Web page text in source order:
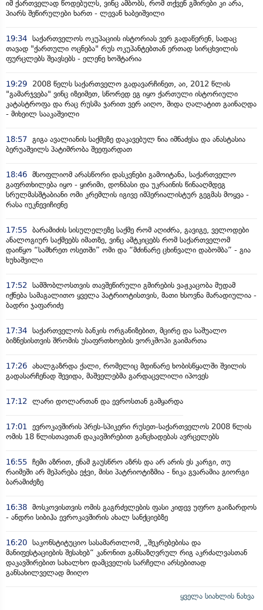
იმ ქართველად წოდებულს, ვინც ამბობს, რომ თქვენ გმირები კი არა,
პიარს შეწირულები ხართ - ლევან ხაბეიშვილი
19:34 საქართველოს ოკუპაციის ისტორიას ვერ გადაწერენ, სადაც
თავად "ქართული ოცნება" რუს ოკუპანტებთან ერთად სირცხვილის
ფურცლებს შეავსებს - ელენე ხოშტარია
19:29
2008 წელს საქართველო გადავარჩინეთ, აი, 2012 წლის
"გამარჯვება" ვინც იზეიმეთ, სწორედ ეგ იყო ქართული ისტორიული
კატასტროფა და რაც რუსმა ჯარით ვერ აიღო, შიდა ღალატით გაინაღდა
- მიხეილ სააკაშვილი
18:57 გიგა ავალიანის საქმეზე დაკავებულ ნია იმნაძესა და ანასტასია
ბერუაშვილს პატიმრობა შეეფარდათ
18:46 მსოფლიომ არასწორი დასკვნები გამოიტანა, საქართველო
გაფრთხილება იყო - ყირიმი, დონბასი და უკრაინის წინააღმდეგ
სრულმასშტაბიანი ომი კრემლის იგივე იმპერიალისტურ გეგმას მოყვა -
რასა იუკნევიჩიენე
17:55 ბარამიძის სისულელეზე საქმე რომ აღიძრა, გავიგე, ველოდები
ანალოგიურ საქმეებს იმათზე, ვინც ამტკიცებს რომ საქართველომ
დაიწყო “სამხრეთ ოსეთში” ომი და “მძინარე ცხინვალი დაბომბა” - გია
ხუხაშვილი
17:52
სამშობლოსთვის თავშეწირული გმირების ვაჟკაცობა მუდამ
იქნება სამაგალითო ყველა პატრიოტისთვის, მათი ხსოვნა მარადიულია -
ბადრი ჯაფარიძე
17:34 საქართველოს ბანკის ორგანიზებით, მცირე და საშუალო
ბიზნესისთვის შრომის უსაფრთხოების ვორკშოპი გაიმართა
17:26 ახალგაზრდა ქალი, რომელიც მდინარე ხობისწყალში შვილის
გადასარჩენად შევიდა, მაშველებმა გარდაცვლილი იპოვეს
17:12 ლარი დოლართან და ევროსთან გამყარდა
17:01
ევროკავშირის პრეს-სპიკერი რუსეთ-საქართველოს 2008 წლის
ომის 18 წლისთავთან დაკავშირებით განცხადებას ავრცელებს
16:55 ჩემი აზრით, ენამ გაუსწრო აზრს და არ არის ეს კარგი, თუ
რაიმეში არ მეპარება ეჭვი, მისი პატრიოტიზმია - ნიკა გვარამია გიორგი
ბარამიძეზე
16:38 მოსკოვისთვის ომის გაგრძელების ფასი კიდევ უფრო გაიზარდოს
- ანდრი სიბიჰა ევროკავშირის ახალ სანქციებზე
16:20 საკონსტიტუციო სასამართლომ, „შეკრებებისა და
მანიფესტაციების შესახებ“ კანონით განსაზღვრულ რიგ აკრძალვასთან
დაკავშირებით სახალხო დამცველის სარჩელი არსებითად
განსახილველად მიიღო
ყველა სიახლის ნახვა